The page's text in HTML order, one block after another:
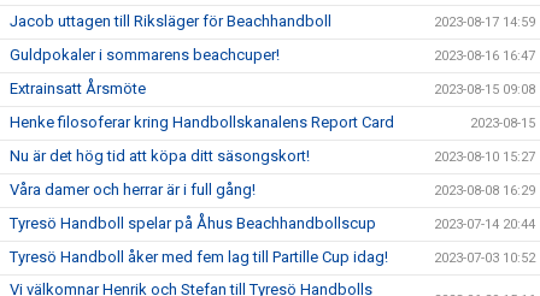
Jacob uttagen till Riksläger för Beachhandboll 2023-08-17 14:59
Guldpokaler i sommarens beachcuper! 2023-08-16 16:47
Extrainsatt Årsmöte 2023-08-15 09:08
Henke filosoferar kring Handbollskanalens Report Card 2023-08-15
Nu är det hög tid att köpa ditt säsongskort! 2023-08-10 15:27
Våra damer och herrar är i full gång! 2023-08-08 16:29
Tyresö Handboll spelar på Åhus Beachhandbollscup 2023-07-14 20:44
Tyresö Handboll åker med fem lag till Partille Cup idag! 2023-07-03 10:52
Vi välkomnar Henrik och Stefan till Tyresö Handbolls